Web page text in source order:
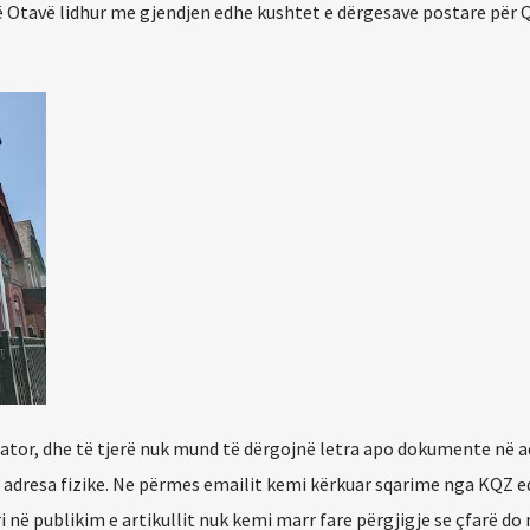
Otavë lidhur me gjendjen edhe kushtet e dërgesave postare për
dhe të tjerë nuk mund të dërgojnë letra apo dokumente në
fizike. Ne përmes emailit kemi kërkuar sqarime nga KQZ
në publikim e artikullit nuk kemi marr fare përgjigje se çfarë do